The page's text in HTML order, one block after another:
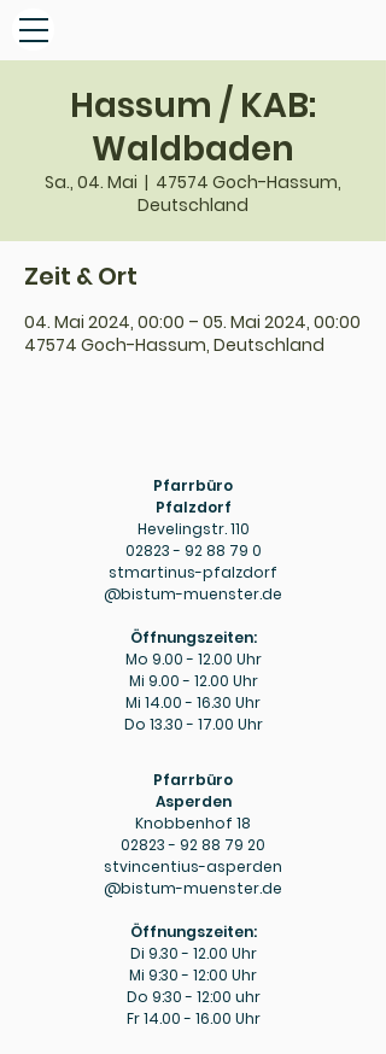
Hassum / KAB:
Waldbaden
Sa., 04. Mai
  |
47574 Goch-Hassum,
Deutschland
Zeit & Ort
04. Mai 2024, 00:00 – 05. Mai 2024, 00:00
47574 Goch-Hassum, Deutschland
Pfarrbüro
Pfalzdorf
Hevelingstr. 110
02823 - 92 88 79 0
stmartinus-pfalzdorf
@bistum-muenster.de
Öffnungszeiten:
Mo 9.00 - 12.00 Uhr
Mi 9.00 - 12.00 Uhr
Mi 14.00 - 16.30 Uhr
Do 13.30 - 17.00 Uhr
Pfarrbüro
Asperden
Knobbenhof 18
02823 - 92 88 79 20
stvincentius-asperden
@bistum-muenster.de
Öffnungszeiten:
Di 9.30 - 12.00 Uhr
Mi 9:30 - 12:00 Uhr
Do 9:30 - 12:00 uhr
Fr14.00 - 16.00 Uhr